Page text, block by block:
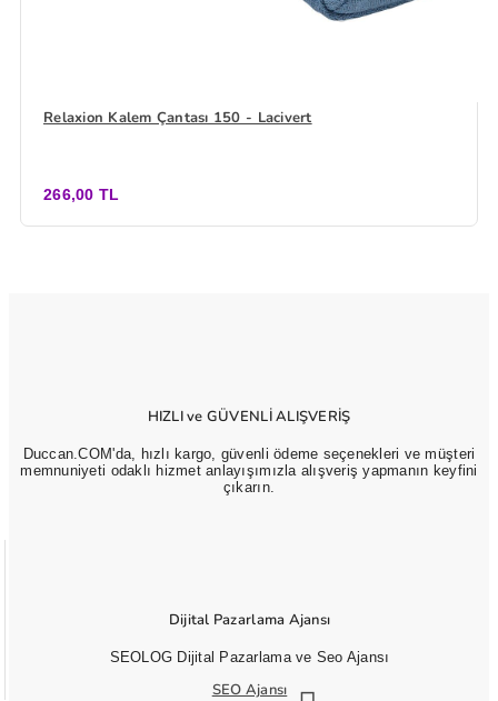
Relaxion Kalem Çantası 150 - Lacivert
266,00 TL
HIZLI ve GÜVENLİ ALIŞVERİŞ
Duccan.COM'da, hızlı kargo, güvenli ödeme seçenekleri ve müşteri
memnuniyeti odaklı hizmet anlayışımızla alışveriş yapmanın keyfini
çıkarın.
Dijital Pazarlama Ajansı
SEOLOG Dijital Pazarlama ve Seo Ajansı
SEO Ajansı